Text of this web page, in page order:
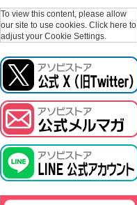
To view this content, please allow
our site to use cookies. Click here to
adjust your Cookie Settings.